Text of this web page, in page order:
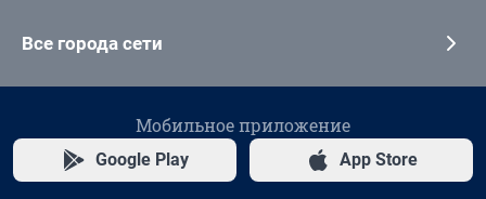
Все города сети
Мобильное приложение
Google Play App Store